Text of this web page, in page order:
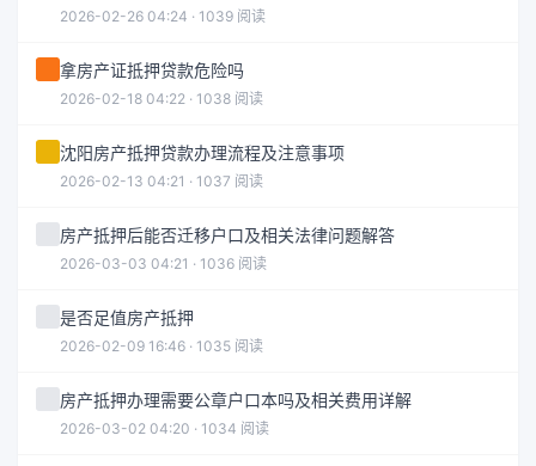
2026-02-26 04:24 · 1039 阅读
拿房产证抵押贷款危险吗
2026-02-18 04:22 · 1038 阅读
沈阳房产抵押贷款办理流程及注意事项
2026-02-13 04:21 · 1037 阅读
房产抵押后能否迁移户口及相关法律问题解答
2026-03-03 04:21 · 1036 阅读
是否足值房产抵押
2026-02-09 16:46 · 1035 阅读
房产抵押办理需要公章户口本吗及相关费用详解
2026-03-02 04:20 · 1034 阅读